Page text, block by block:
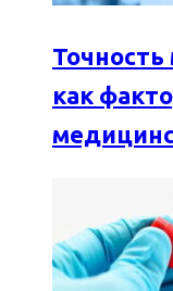
как